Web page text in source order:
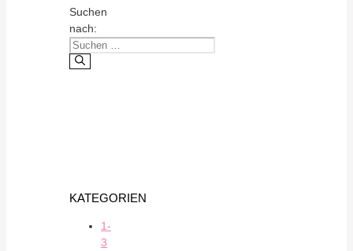
Suchen
nach:
KATEGORIEN
1-
3